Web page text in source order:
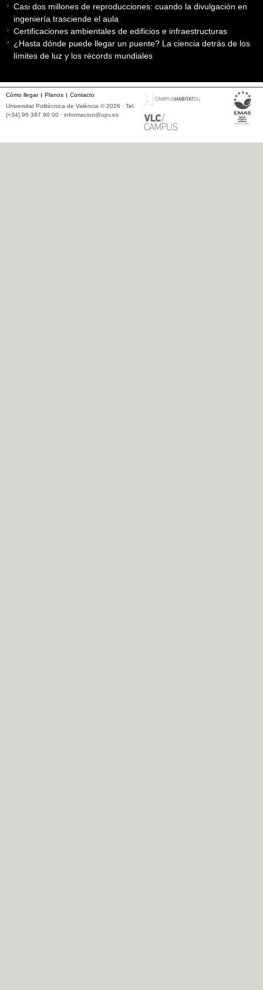
Casi dos millones de reproducciones: cuando la divulgación en
ingeniería trasciende el aula
Certificaciones ambientales de edificios e infraestructuras
¿Hasta dónde puede llegar un puente? La ciencia detrás de los
límites de luz y los récords mundiales
Cómo llegar Planos
Contacto
Universitat Politècnica de València © 2026 · Tel.
(+34) 96 387 90 00 · informacion@upv.es